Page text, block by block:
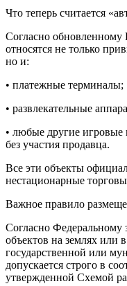
Что теперь считается
Согласно
относятся не только
но и:
• платежные терминалы;
• развлекательные
• любые другие игровые
без участия продавца.
Все эти объекты
нестационарные
Важное правило
Согласно Федеральному
объектов на землях или
государственной или
допускается строго в
утвержденной Схемой